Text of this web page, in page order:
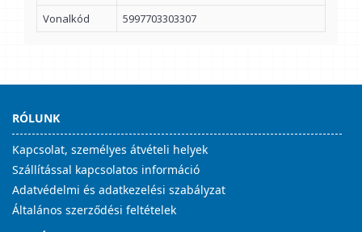
Vonalkód 5997703303307
RÓLUNK
Kapcsolat, személyes átvételi helyek
Szállítással kapcsolatos információ
Adatvédelmi és adatkezelési szabályzat
Általános szerződési feltételek